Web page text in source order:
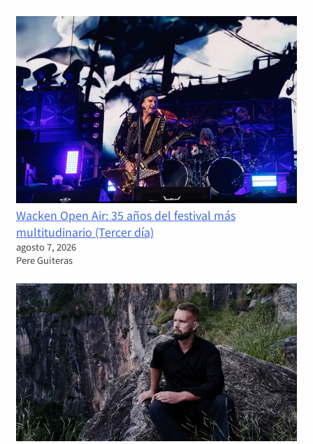
Wacken Open Air: 35 años del festival más
multitudinario (Tercer día)
agosto 7, 2026
Pere Guiteras